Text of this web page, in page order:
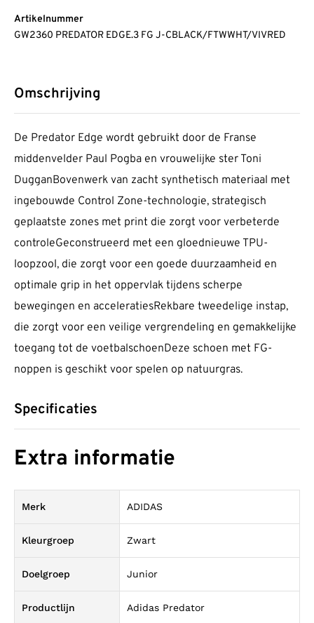
Artikelnummer
GW2360 PREDATOR EDGE.3 FG J-CBLACK/FTWWHT/VIVRED
Omschrijving
De Predator Edge wordt gebruikt door de Franse
middenvelder Paul Pogba en vrouwelijke ster Toni
DugganBovenwerk van zacht synthetisch materiaal met
ingebouwde Control Zone-technologie, strategisch
geplaatste zones met print die zorgt voor verbeterde
controleGeconstrueerd met een gloednieuwe TPU-
loopzool, die zorgt voor een goede duurzaamheid en
optimale grip in het oppervlak tijdens scherpe
bewegingen en acceleratiesRekbare tweedelige instap,
die zorgt voor een veilige vergrendeling en gemakkelijke
toegang tot de voetbalschoenDeze schoen met FG-
noppen is geschikt voor spelen op natuurgras.
Specificaties
Extra informatie
Merk ADIDAS
Kleurgroep Zwart
Doelgroep Junior
Productlijn Adidas Predator